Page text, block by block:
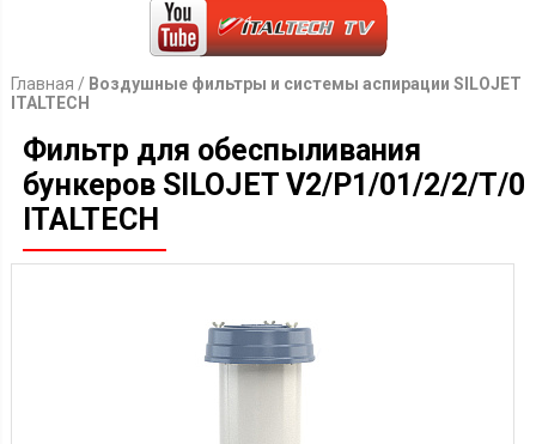
Главная / Воздушные фильтры и системы аспирации SILOJET
ITALTECH
Фильтр для обеспыливания
бункеров SILOJET V2/P1/01/2/2/T/0
ITALTECH